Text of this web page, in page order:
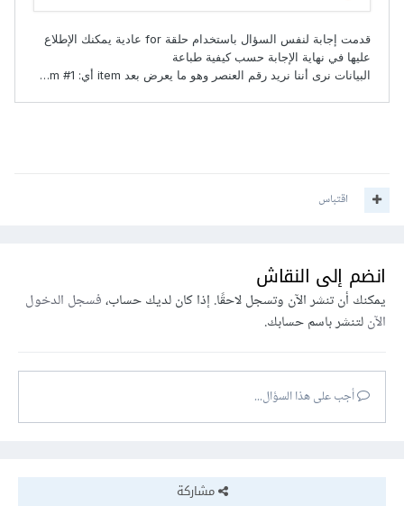
اقتباس
انضم إلى النقاش
يمكنك أن تنشر الآن وتسجل لاحقًا. إذا كان لديك حساب،فسجل الدخول
الآنلتنشر باسم حسابك.
أجب على هذا السؤال...
مشاركة